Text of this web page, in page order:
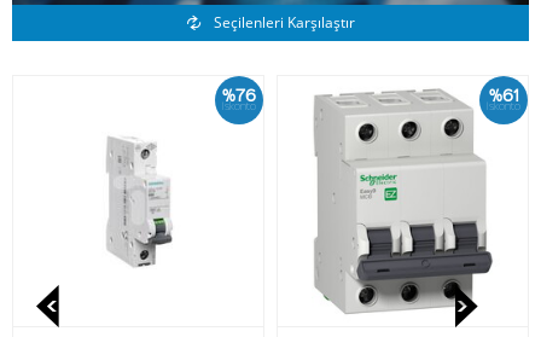
Benzer Ürünler
Seçilenleri Karşılaştır
%76
İskonto %61
İskonto